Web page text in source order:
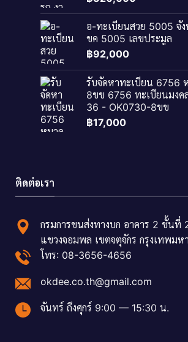
อ-ทะเบียนสวย 5005 จั
ขค 5005 เลขประมูล
฿92,000
รับจัดหาทะเบียน 6756
8ขข 6756 ทะเบียนมงค
36 - OK0730-8ขข
฿17,000
ติดต่อเรา
กรมการขนส่งทางบก อาคาร 2 ชั้น
แขวงจอมพล เขตจตุจักร กรุงเทพม
โทร: 08-3656-4656
okdee.co.th@gmail.com
จันทร์ ถึงศุกร์ 9:00 — 15:30 น.